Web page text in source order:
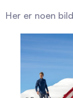
Her er noen